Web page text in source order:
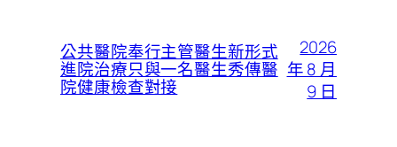
公共醫院奉行主管醫生新形式
進院治療只與一名醫生秀傳醫
院健康檢查對接
2026
年 8 月
9 日